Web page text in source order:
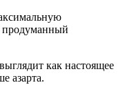
продуманный
как настоящее
азарта.